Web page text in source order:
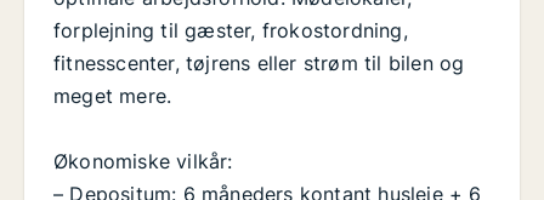
forplejning til gæster, frokostordning,
fitnesscenter, tøjrens eller strøm til bilen og
meget mere.
Økonomiske vilkår:
– Depositum: 6 måneders kontant husleje + 6